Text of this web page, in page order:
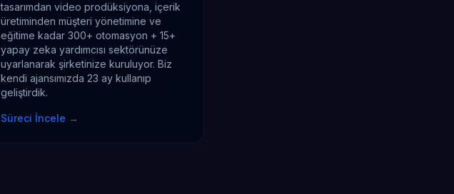
tasarımdan video prodüksiyona, içerik
üretiminden müşteri yönetimine ve
eğitime kadar 300+ otomasyon + 15+
yapay zeka yardımcısı sektörünüze
uyarlanarak şirketinize kuruluyor. Biz
kendi ajansımızda 23 ay kullanıp
geliştirdik.
Süreci İncele →